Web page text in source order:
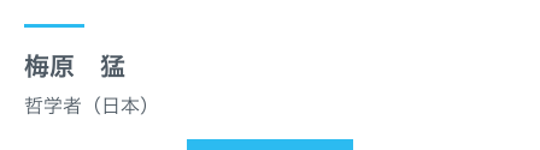
梅原 猛
哲学者（日本）